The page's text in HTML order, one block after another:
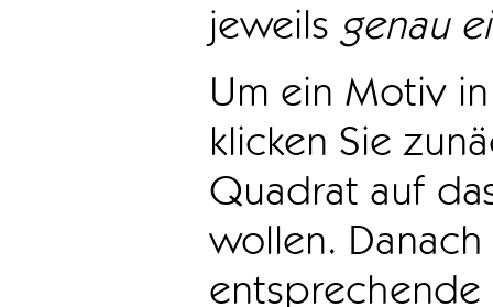
jeweils genau
Um ein Motiv
klicken Sie
Quadrat auf
wollen.